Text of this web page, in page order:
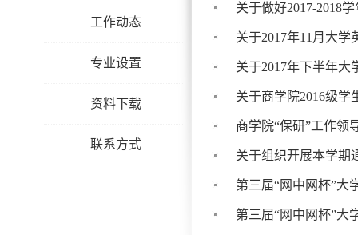
工作动态
专业设置
资料下载
联系方式
关于做好2017-2018
关于2017年11月大
关于2017年下半年大
关于商学院2016级学
商学院“保研”工作领
关于组织开展本学期
第三届“网中网杯”大
第三届“网中网杯”大